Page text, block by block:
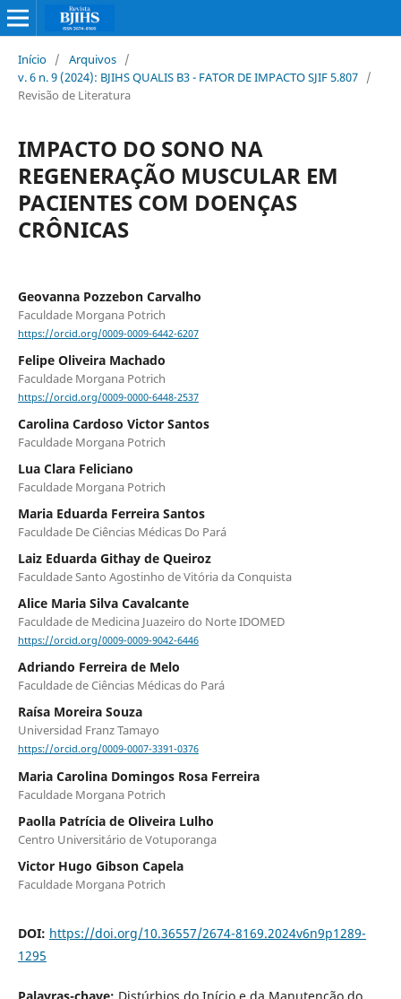
Início / Arquivos /
v. 6 n. 9 (2024): BJIHS QUALIS B3 - FATOR DE IMPACTO SJIF 5.807 /
Revisão de Literatura
IMPACTO DO SONO NA
REGENERAÇÃO MUSCULAR EM
PACIENTES COM DOENÇAS
CRÔNICAS
Geovanna Pozzebon Carvalho
Faculdade Morgana Potrich
https://orcid.org/0009-0009-6442-6207
Felipe Oliveira Machado
Faculdade Morgana Potrich
https://orcid.org/0009-0000-6448-2537
Carolina Cardoso Victor Santos
Faculdade Morgana Potrich
Lua Clara Feliciano
Faculdade Morgana Potrich
Maria Eduarda Ferreira Santos
Faculdade De Ciências Médicas Do Pará
Laiz Eduarda Githay de Queiroz
Faculdade Santo Agostinho de Vitória da Conquista
Alice Maria Silva Cavalcante
Faculdade de Medicina Juazeiro do Norte IDOMED
https://orcid.org/0009-0009-9042-6446
Adriando Ferreira de Melo
Faculdade de Ciências Médicas do Pará
Raísa Moreira Souza
Universidad Franz Tamayo
https://orcid.org/0009-0007-3391-0376
Maria Carolina Domingos Rosa Ferreira
Faculdade Morgana Potrich
Paolla Patrícia de Oliveira Lulho
Centro Universitário de Votuporanga
Victor Hugo Gibson Capela
Faculdade Morgana Potrich
DOI: https://doi.org/10.36557/2674-8169.2024v6n9p1289-
1295
Palavras-chave: Distúrbios do Início e da Manutenção do